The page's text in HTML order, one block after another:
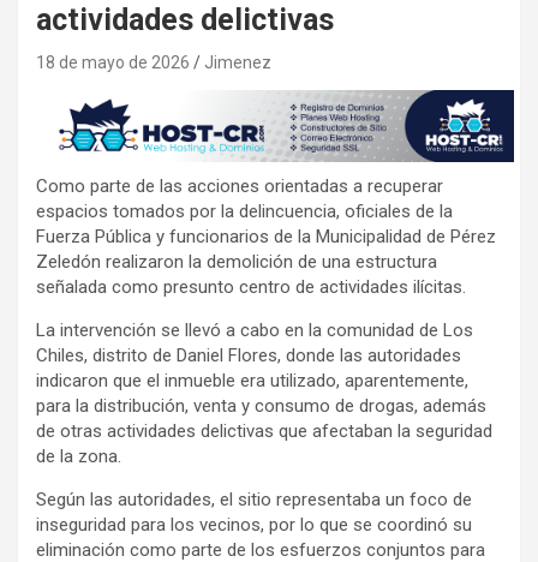
actividades delictivas
18 de mayo de 2026 Jimenez
Como parte de las acciones orientadas a recuperar
espacios tomados por la delincuencia, oficiales de la
Fuerza Pública y funcionarios de la Municipalidad de Pérez
Zeledón realizaron la demolición de una estructura
señalada como presunto centro de actividades ilícitas.
La intervención se llevó a cabo en la comunidad de Los
Chiles, distrito de Daniel Flores, donde las autoridades
indicaron que el inmueble era utilizado, aparentemente,
para la distribución, venta y consumo de drogas, además
de otras actividades delictivas que afectaban la seguridad
de la zona.
Según las autoridades, el sitio representaba un foco de
inseguridad para los vecinos, por lo que se coordinó su
eliminación como parte de los esfuerzos conjuntos para